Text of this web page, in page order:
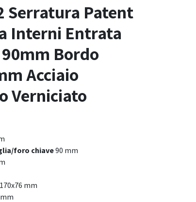
Serratura Patent
Interni Entrata
Bordo
Acciaio
Verniciato
foro chiave90 mm
170x76 mm